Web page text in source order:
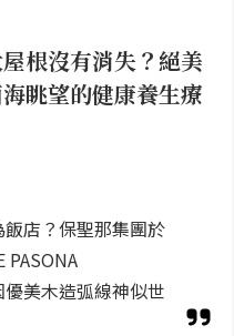
根沒有消失？絕美
眺望的健康養生療
店？保聖那集團於
美木造弧線神似世